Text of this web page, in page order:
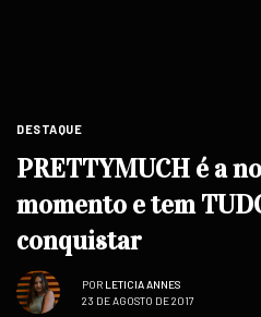
DESTAQUE
PRETTYMUCH é a
momento e tem
conquistar
POR LETICIA ANNES
23 DE AGOSTO DE 2017